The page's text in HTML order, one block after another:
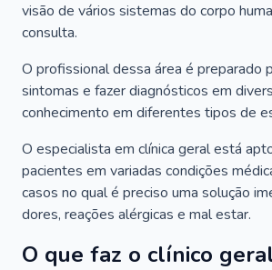
visão de vários sistemas do corpo
consulta.
O profissional dessa área é preparado
sintomas e fazer diagnósticos em
conhecimento em diferentes tipos de
O especialista em clínica geral está
pacientes em variadas condições
casos no qual é preciso uma solução
dores, reações alérgicas e mal estar.
O que faz o clínico